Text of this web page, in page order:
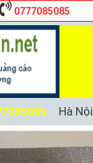
0777085085
Hà Nội